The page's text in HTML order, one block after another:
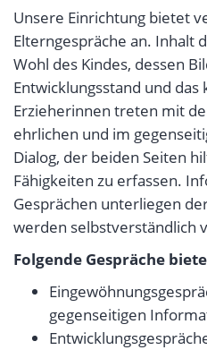
Unsere Einrichtung bietet
Elterngespräche an. Inhalt
Wohl des Kindes, dessen
Entwicklungsstand und
Erzieherinnen treten mit
ehrlichen und im
Dialog, der beiden Seiten
Fähigkeiten zu erfassen.
Gesprächen unterliegen
werden selbstverständlich
Folgende Gespräche
gegenseitigen